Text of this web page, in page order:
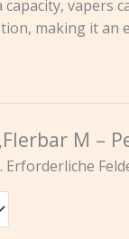
vapers
making it an
M –
Erforderliche